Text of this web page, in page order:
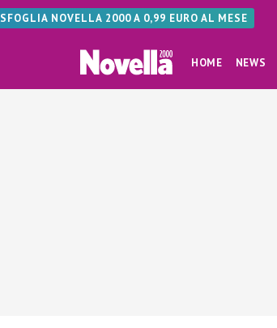
SFOGLIA NOVELLA 2000 A 0,99 EURO AL MESE
HOME NEWS